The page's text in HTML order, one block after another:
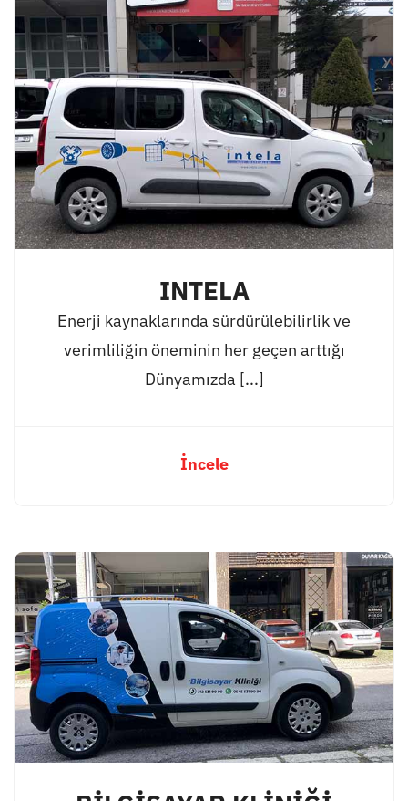
INTELA
Enerji kaynaklarında sürdürülebilirlik ve
verimliliğin öneminin her geçen arttığı
Dünyamızda [...]
İncele